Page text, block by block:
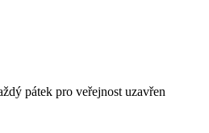
pátek pro veřejnost uzavřen